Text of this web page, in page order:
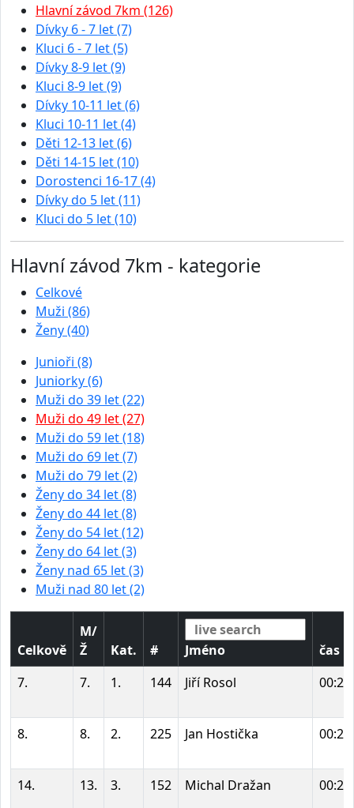
Hlavní závod 7km (126)
Dívky 6 - 7 let (7)
Kluci 6 - 7 let (5)
Dívky 8-9 let (9)
Kluci 8-9 let (9)
Dívky 10-11 let (6)
Kluci 10-11 let (4)
Děti 12-13 let (6)
Děti 14-15 let (10)
Dorostenci 16-17 (4)
Dívky do 5 let (11)
Kluci do 5 let (10)
Hlavní závod 7km - kategorie
Celkové
Muži (86)
Ženy (40)
Junioři (8)
Juniorky (6)
Muži do 39 let (22)
Muži do 49 let (27)
Muži do 59 let (18)
Muži do 69 let (7)
Muži do 79 let (2)
Ženy do 34 let (8)
Ženy do 44 let (8)
Ženy do 54 let (12)
Ženy do 64 let (3)
Ženy nad 65 let (3)
Muži nad 80 let (2)
Celkově
M/
Ž
Kat. # Jméno
čas
7.
7. 1. 144 Jiří Rosol
8. 8. 2. 225 Jan Hostička
14. 13. 3. 152 Michal Dražan